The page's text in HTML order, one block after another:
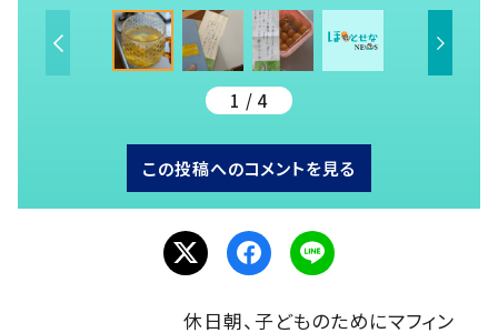
1 / 4
この投稿へのコメントを見る
休日朝、子どものためにマフィン